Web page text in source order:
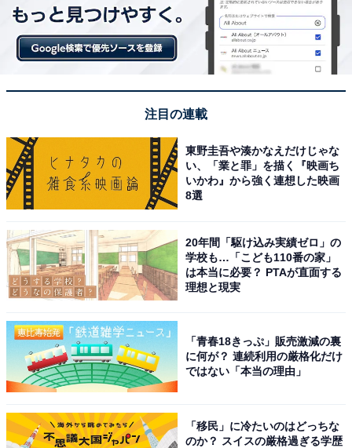
【Amazonベストセラー1位】デノン「AVア
ンプ」は伝統のオーディオ技術による豊かな
表現力が魅力【7月5日】
【今日チェックしたい】JBLの人気商品5選
注目の連載
東野圭吾や湊かなえだけじゃな
い、「業と罪」を描く『映画ち
いかわ』から強く連想した映画
8選
20年間「駆け込み実績ゼロ」の
学校も…「こども110番の家」
は本当に必要？ PTAが直面する
理想と現実
「青春18きっぷ」販売激減の裏
に何が？ 連続利用の厳格化だけ
ではない「本当の理由」
「移民」に冷たいのはどっちな
のか？ スイスの厳格過ぎる学歴